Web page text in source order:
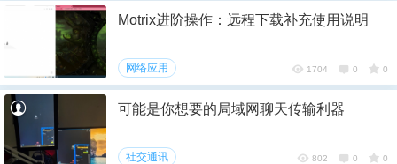
Motrix进阶操作：远程下载补充使用说明
网络应用 1704 0 0
可能是你想要的局域网聊天传输利器
社交通讯 802 0 0